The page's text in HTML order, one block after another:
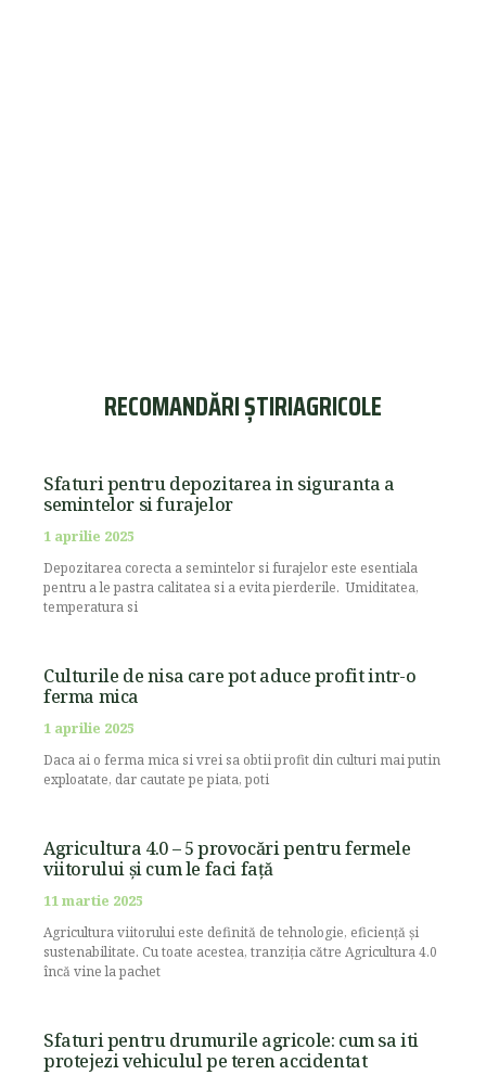
RECOMANDĂRI ȘTIRIAGRICOLE
Sfaturi pentru depozitarea in siguranta a
semintelor si furajelor
1 aprilie 2025
Depozitarea corecta a semintelor si furajelor este esentiala
pentru a le pastra calitatea si a evita pierderile. Umiditatea,
temperatura si
Culturile de nisa care pot aduce profit intr-o
ferma mica
1 aprilie 2025
Daca ai o ferma mica si vrei sa obtii profit din culturi mai putin
exploatate, dar cautate pe piata, poti
Agricultura 4.0 – 5 provocări pentru fermele
viitorului și cum le faci față
11 martie 2025
Agricultura viitorului este definită de tehnologie, eficiență și
sustenabilitate. Cu toate acestea, tranziția către Agricultura 4.0
încă vine la pachet
Sfaturi pentru drumurile agricole: cum sa iti
protejezi vehiculul pe teren accidentat